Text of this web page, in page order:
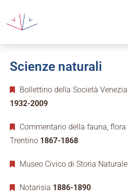
Scienze naturali
Bollettino della Società
1932-2009
Commentario della fauna, flora
Trentino 1867-1868
Museo Civico di Storia
Notarisia 1886-1890